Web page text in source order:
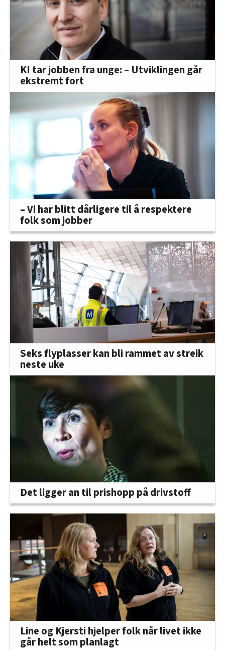
KI tar jobben fra unge: – Utviklingen går
ekstremt fort
– Vi har blitt dårligere til å respektere
folk som jobber
Seks flyplasser kan bli rammet av streik
neste uke
Det ligger an til prishopp på drivstoff
Line og Kjersti hjelper folk når livet ikke
går helt som planlagt